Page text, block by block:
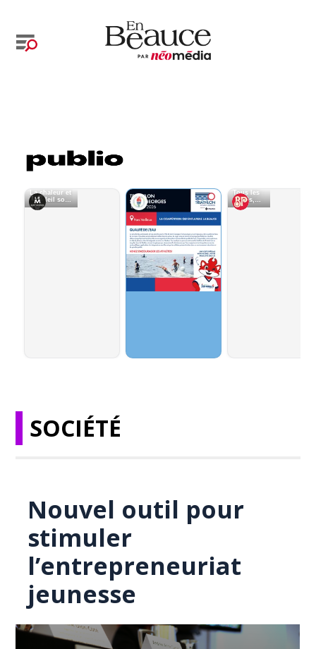
SOCIÉTÉ
Nouvel outil pour
stimuler
l’entrepreneuriat
jeunesse